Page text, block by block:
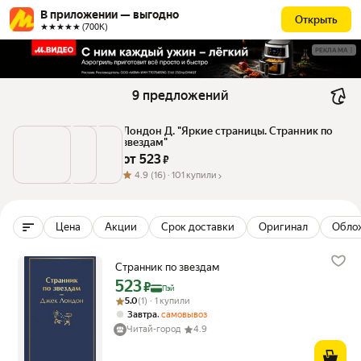
В приложении — выгодно
★★★★★ (700К)
Открыть
РЕКЛАМА
9 предложений
Лондон Д. "Яркие страницы. Странник по
звездам"
от 523 ₽
4.9 (16) · 101 купили
Цена Акции Срок доставки Оригинал
Странник по звездам
Цена с картой Яндекс Пэй 523 ₽ вместо
523₽ Пэй
Рейтинг товара: 5.0 из 5
Оценок: (1) · 1 купили
5.0(1) · 1 купили
Завтра, самовывоз
Читай-город
4.9